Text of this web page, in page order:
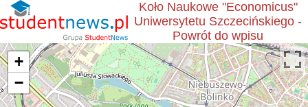
Koło Naukowe "Economicus"
Uniwersytetu Szczecińskiego -
Powrót do wpisu
+
−